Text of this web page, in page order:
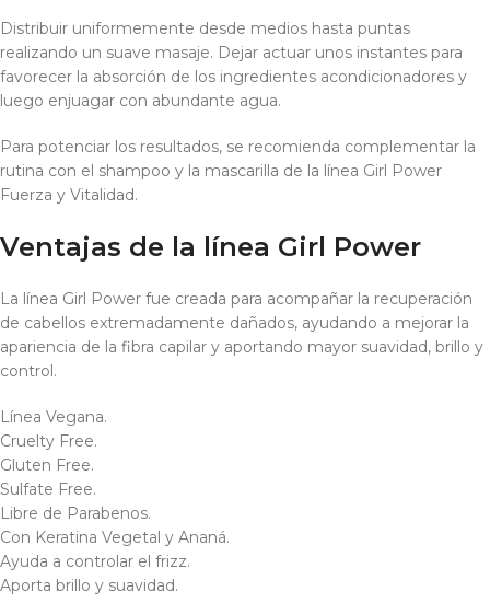
Distribuir uniformemente desde medios hasta puntas
realizando un suave masaje. Dejar actuar unos instantes para
favorecer la absorción de los ingredientes acondicionadores y
luego enjuagar con abundante agua.
Para potenciar los resultados, se recomienda complementar la
rutina con el shampoo y la mascarilla de la línea Girl Power
Fuerza y Vitalidad.
Ventajas de la línea Girl Power
La línea Girl Power fue creada para acompañar la recuperación
de cabellos extremadamente dañados, ayudando a mejorar la
apariencia de la fibra capilar y aportando mayor suavidad, brillo y
control.
Línea Vegana.
Cruelty Free.
Gluten Free.
Sulfate Free.
Libre de Parabenos.
Con Keratina Vegetal y Ananá.
Ayuda a controlar el frizz.
Aporta brillo y suavidad.